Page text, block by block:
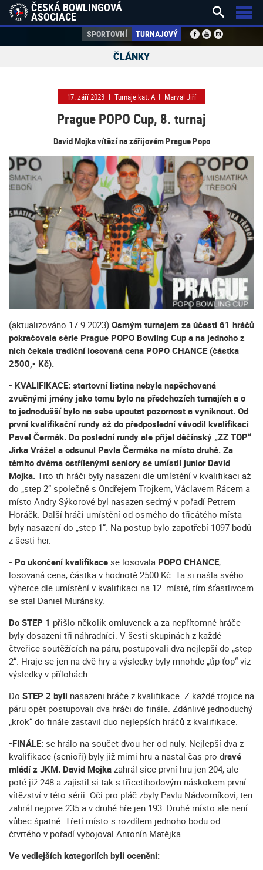
ČESKÁ BOWLINGOVÁ
ASOCIACE
SPORTOVNÍ TURNAJOVÝ
 
ČLÁNKY
17. září 2023 | Turnaje kat. A | Marval Jiří
Prague POPO Cup, 8. turnaj
David Mojka vítězí na zářijovém Prague Popo
(aktualizováno 17.9.2023) Osmým turnajem za účasti 61 hráčů
pokračovala série Prague POPO Bowling Cup a na jednoho z
nich čekala tradiční losovaná cena POPO CHANCE (částka
2500,- Kč).
- KVALIFIKACE: startovní listina nebyla napěchovaná
zvučnými jmény jako tomu bylo na předchozích turnajích a o
to jednodušší bylo na sebe upoutat pozornost a vyniknout. Od
první kvalifikační rundy až do předposlední vévodil kvalifikaci
Pavel Čermák. Do poslední rundy ale přijel děčínský „ZZ TOP“
Jirka Vrážel a odsunul Pavla Čermáka na místo druhé. Za
těmito dvěma ostřílenými seniory se umístil junior David
Mojka. Tito tři hráči byly nasazeni dle umístění v kvalifikaci až
do „step 2“ společně s Ondřejem Trojkem, Václavem Rácem a
místo Andry Sýkorové byl nasazen sedmý v pořadí Petrem
Horáčk. Další hráči umístění od osmého do třicátého místa
byly nasazení do „step 1“. Na postup bylo zapotřebí 1097 bodů
z šesti her.
- Po ukončení kvalifikace se losovala POPO CHANCE,
losovaná cena, částka v hodnotě 2500 Kč. Ta si našla svého
výherce dle umístění v kvalifikaci na 12. místě, tím šťastlivcem
se stal Daniel Muránsky.
Do STEP 1 přišlo několik omluvenek a za nepřítomné hráče
byly dosazeni tři náhradníci. V šesti skupinách z každé
čtveřice soutěžících na páru, postupovali dva nejlepší do „step
2“. Hraje se jen na dvě hry a výsledky byly mnohde „ťip-ťop“ viz
výsledky v přílohách.
Do STEP 2 byli nasazeni hráče z kvalifikace. Z každé trojice na
páru opět postupovali dva hráči do finále. Zdánlivě jednoduchý
„krok“ do finále zastavil duo nejlepších hráčů z kvalifikace.
-FINÁLE: se hrálo na součet dvou her od nuly. Nejlepší dva z
kvalifikace (senioři) byly již mimi hru a nastal čas pro dravé
mládí z JKM. David Mojka zahrál sice první hru jen 204, ale
poté již 248 a zajistil si tak s třicetibodovým náskokem první
vítězství v této sérii. Oči pro pláč zbyly Pavlu Nádvorníkovi, ten
zahrál nejprve 235 a v druhé hře jen 193. Druhé místo ale není
vůbec špatné. Třetí místo s rozdílem jednoho bodu od
čtvrtého v pořadí vybojoval Antonín Matějka.
Ve vedlejších kategoriích byli oceněni: